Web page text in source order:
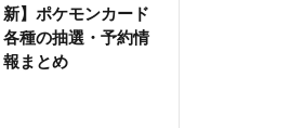
新】ポケモンカード
各種の抽選・予約情
報まとめ